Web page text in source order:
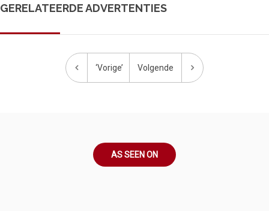
GERELATEERDE ADVERTENTIES
‘Vorige’ Volgende
AS SEEN ON